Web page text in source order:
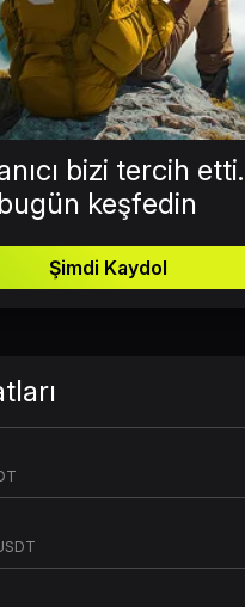
bizi tercih etti.
keşfedin
Şimdi Kaydol